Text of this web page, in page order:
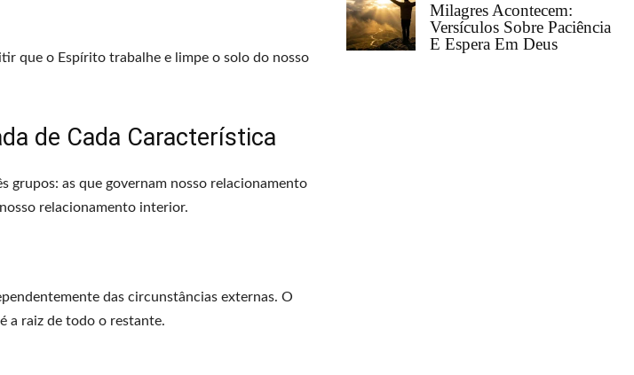
que o Espírito trabalhe e limpe o solo do nosso
de Cada Característica
grupos: as que governam nosso relacionamento
relacionamento interior.
das circunstâncias externas. O
a raiz de todo o restante.
Milagres Acontecem:
Versículos Sobre Paciência
E Espera Em Deus